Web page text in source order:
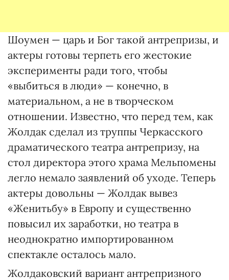
Шоумен — царь и Бог такой антрепризы, и
актеры готовы терпеть его жестокие
эксперименты ради того, чтобы
«выбиться в люди» — конечно, в
материальном, а не в творческом
отношении. Известно, что перед тем, как
Жолдак сделал из труппы Черкасского
драматического театра антрепризу, на
стол директора этого храма Мельпомены
легло немало заявлений об уходе. Теперь
актеры довольны — Жолдак вывез
«Женитьбу» в Европу и существенно
повысил их заработки, но театра в
неоднократно импортированном
спектакле осталось мало.
Жолдаковский вариант антрепризного